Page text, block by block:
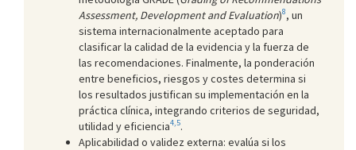
Assessment, Development and Evaluation)8, un
sistema internacionalmente aceptado para
clasificar la calidad de la evidencia y la fuerza de
las recomendaciones. Finalmente, la ponderación
entre beneficios, riesgos y costes determina si
los resultados justifican su implementación en la
práctica clínica, integrando criterios de seguridad,
utilidad y eficiencia4,5.
Aplicabilidad o validez externa: evalúa si los